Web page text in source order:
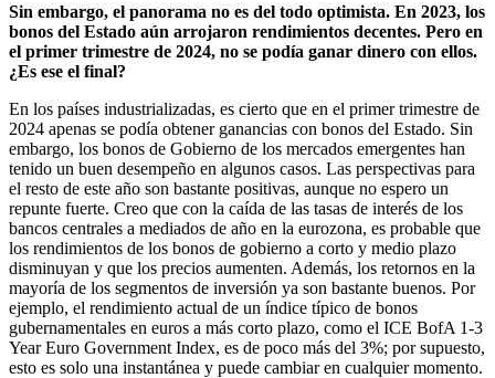
Sin embargo, el panorama no es del todo optimista. En 2023, los
bonos del Estado aún arrojaron rendimientos decentes. Pero en
el primer trimestre de 2024, no se podía ganar dinero con ellos.
¿Es ese el final?
En los países industrializadas, es cierto que en el primer trimestre de
2024 apenas se podía obtener ganancias con bonos del Estado. Sin
embargo, los bonos de Gobierno de los mercados emergentes han
tenido un buen desempeño en algunos casos. Las perspectivas para
el resto de este año son bastante positivas, aunque no espero un
repunte fuerte. Creo que con la caída de las tasas de interés de los
bancos centrales a mediados de año en la eurozona, es probable que
los rendimientos de los bonos de gobierno a corto y medio plazo
disminuyan y que los precios aumenten. Además, los retornos en la
mayoría de los segmentos de inversión ya son bastante buenos. Por
ejemplo, el rendimiento actual de un índice típico de bonos
gubernamentales en euros a más corto plazo, como el ICE BofA 1-3
Year Euro Government Index, es de poco más del 3%; por supuesto,
esto es solo una instantánea y puede cambiar en cualquier momento.